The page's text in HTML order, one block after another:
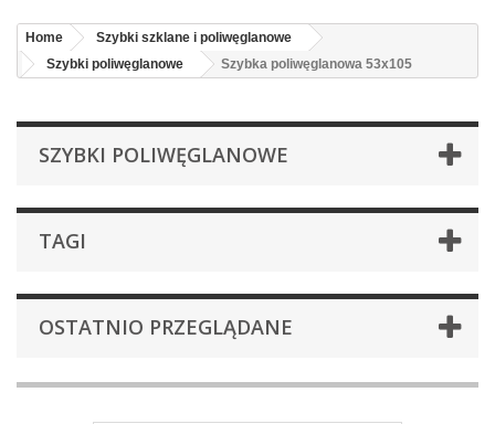
Home
Szybki szklane i poliwęglanowe
Szybki poliwęglanowe
Szybka poliwęglanowa 53x105
SZYBKI POLIWĘGLANOWE
TAGI
OSTATNIO PRZEGLĄDANE